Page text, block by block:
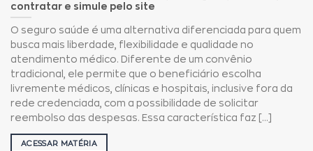
contratar e simule pelo site
O seguro saúde é uma alternativa diferenciada para quem
busca mais liberdade, flexibilidade e qualidade no
atendimento médico. Diferente de um convênio
tradicional, ele permite que o beneficiário escolha
livremente médicos, clínicas e hospitais, inclusive fora da
rede credenciada, com a possibilidade de solicitar
reembolso das despesas. Essa característica faz [...]
ACESSAR MATÉRIA